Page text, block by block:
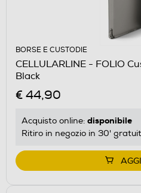
BORSE E CUSTODIE
CELLULARLINE - FOLIO
Black
€ 44,90
Acquisto online: disponibile
Ritiro in negozio in 30'